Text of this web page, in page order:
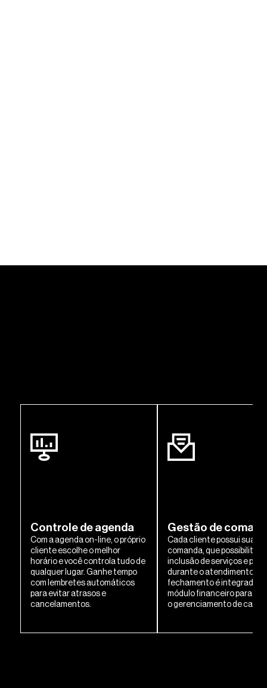
Controle de agenda
Com a agenda on-line, o próprio
cliente escolhe o melhor
horário e você controla tudo de
qualquer lugar. Ganhe tempo
com lembretes automáticos
para evitar atrasos e
cancelamentos.
Gestão de
Cada cliente possui sua
comanda, que possibilita a
inclusão de serviços e
durante o atendimento. O
fechamento é integrado
módulo financeiro para
o gerenciamento de caixa.